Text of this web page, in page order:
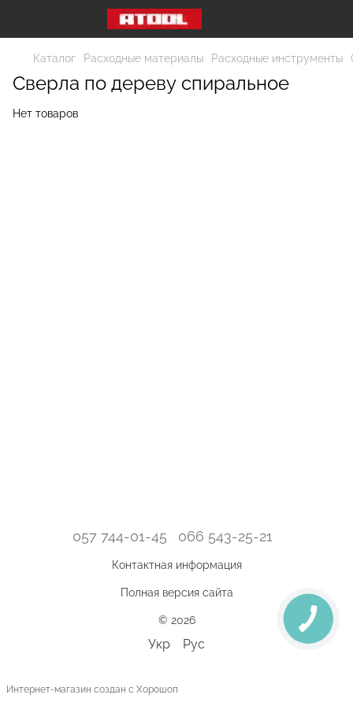
Каталог Расходные материалы Расходные инструменты
Сверла по дереву спиральное
Нет товаров
057 744-01-45 066 543-25-21
Контактная информация
Полная версия сайта
© 2026
Укр Рус
Интернет-магазин создан с Хорошоп